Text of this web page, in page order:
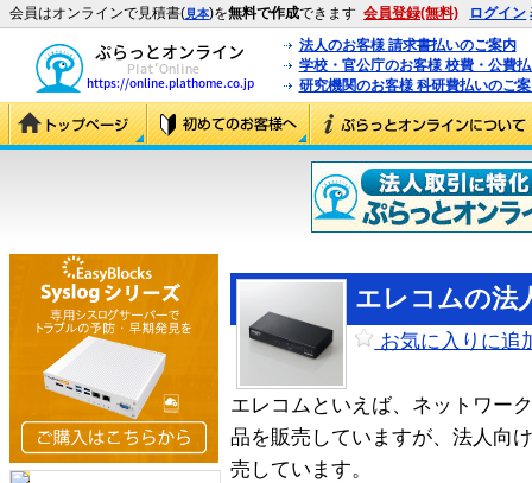
会員はオンラインで見積書(見本)を無料で作成できます 会員登録(無料) ログイン
法人のお客様 請求書払いのご案内
学校・官公庁のお客様 校費・公費
研究機関のお客様 科研費払いのご
エレコムの法
お気に入りに追
エレコムといえば、ネットワー
品を販売していますが、法人向
売しています。